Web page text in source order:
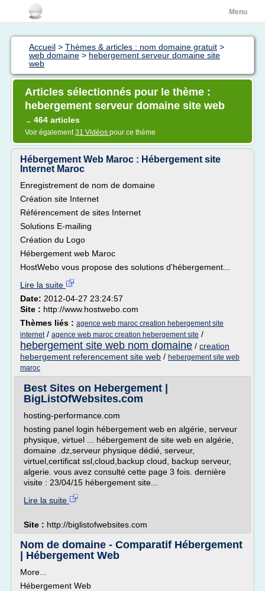
Menu
Accueil > Thèmes & articles : nom domaine gratuit >
web domaine > hebergement serveur domaine site
web
Articles sélectionnés pour le thème :
hebergement serveur domaine site web
→ 464 articles
Voir également31 Vidéos pour ce thème
Hébergement Web Maroc : Hébergement site
Internet Maroc
Enregistrement de nom de domaine
Création site Internet
Référencement de sites Internet
Solutions E-mailing
Création du Logo
Hébergement web Maroc
HostWebo vous propose des solutions d'hébergement...
Lire la suite
Date: 2012-04-27 23:24:57
Site : http://www.hostwebo.com
Thèmes liés : agence web maroc creation hebergement site
internet/ agence web maroc creation hebergement site /
hebergement site web nom domaine / creation
hebergement referencement site web / hebergement site web
maroc
Best Sites on Hebergement |
BigListOfWebsites.com
hosting-performance.com
hosting panel login hébergement web en algérie, serveur
physique, virtuel ... hébergement de site web en algérie,
domaine .dz,serveur physique dédié, serveur,
virtuel,certificat ssl,cloud,backup cloud, backup serveur,
algerie. vous avez consulté cette page 3 fois. dernière
visite : 23/04/15 hébergement site...
Lire la suite
Site : http://biglistofwebsites.com
Nom de domaine - Comparatif Hébergement
| Hébergement Web
More...
Hébergement Web